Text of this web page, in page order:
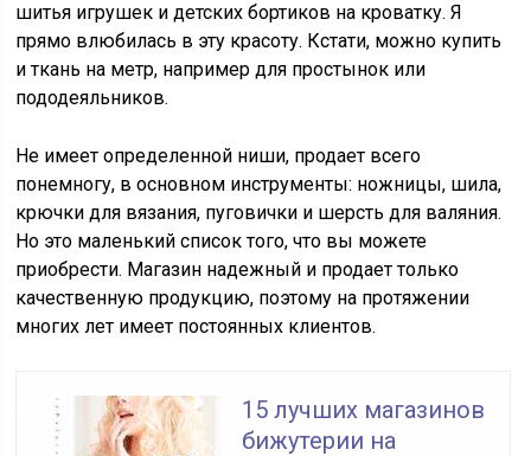
шитья игрушек и детских бортиков на кроватку. Я
прямо влюбилась в эту красоту. Кстати, можно купить
и ткань на метр, например для простынок или
пододеяльников.
Не имеет определенной ниши, продает всего
понемногу, в основном инструменты: ножницы, шила,
крючки для вязания, пуговички и шерсть для валяния.
Но это маленький список того, что вы можете
приобрести. Магазин надежный и продает только
качественную продукцию, поэтому на протяжении
многих лет имеет постоянных клиентов.
15 лучших магазинов
бижутерии на